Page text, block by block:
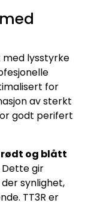
lysstyrke
for
av sterkt
godt perifert
rødt og blått
Dette gir
synlighet,
TT3R er